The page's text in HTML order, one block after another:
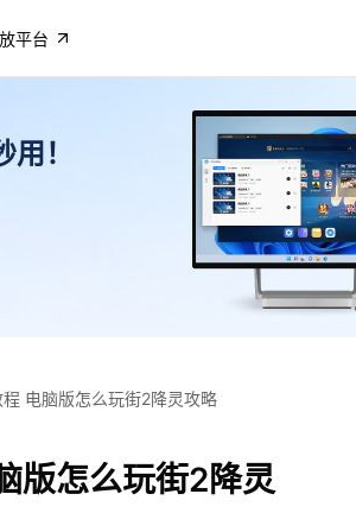
平台
！
电脑版怎么玩街2降灵攻略
版怎么玩街2降灵